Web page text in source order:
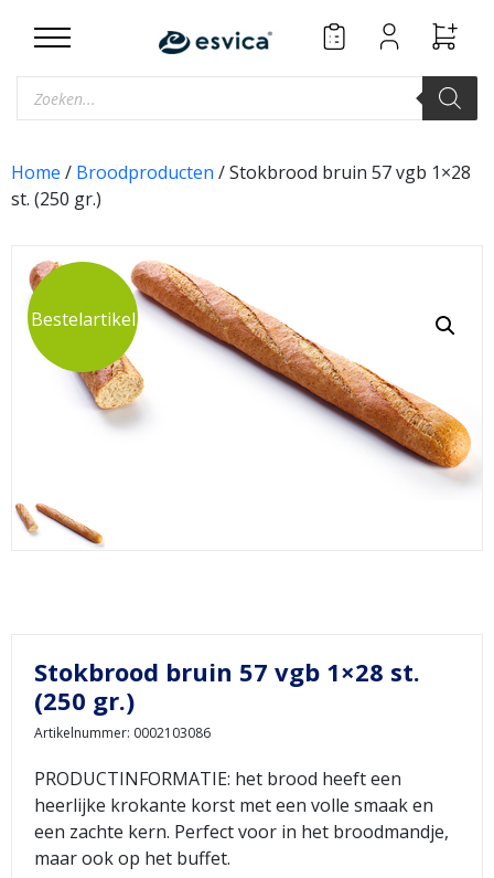
Producten
zoeken
Home / Broodproducten / Stokbrood bruin 57 vgb 1×28
st. (250 gr.)
Bestelartikel
Stokbrood bruin 57 vgb 1×28 st.
(250 gr.)
Artikelnummer: 0002103086
PRODUCTINFORMATIE: het brood heeft een
heerlijke krokante korst met een volle smaak en
een zachte kern. Perfect voor in het broodmandje,
maar ook op het buffet.